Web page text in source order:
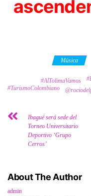
Música
#AlTolimaVamos
#TurismoColombiano
Ibagué será sede del
Torneo Universitario
Deportivo ‘Grupo
Cerros’
About The Author
admin